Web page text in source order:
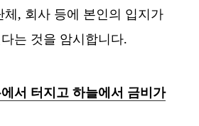
체, 회사 등에 본인의 입지가
는 것을 암시합니다.
서 터지고 하늘에서 금비가